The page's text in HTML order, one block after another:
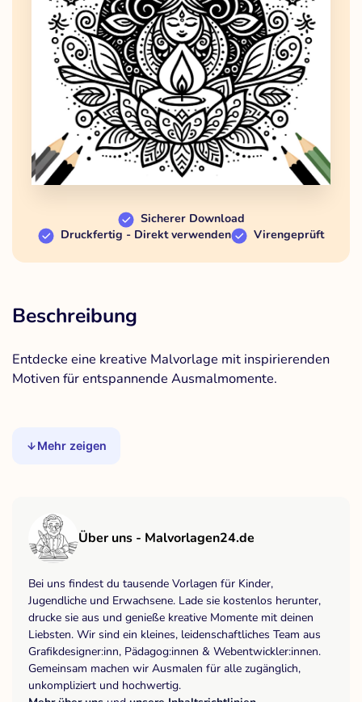
Sicherer Download
Druckfertig - Direkt verwenden
Virengeprüft
Beschreibung
Entdecke eine kreative Malvorlage mit inspirierenden
Motiven für entspannende Ausmalmomente.
Mehr zeigen
Über uns - Malvorlagen24.de
Bei uns findest du tausende Vorlagen für Kinder,
Jugendliche und Erwachsene. Lade sie kostenlos herunter,
drucke sie aus und genieße kreative Momente mit deinen
Liebsten. Wir sind ein kleines, leidenschaftliches Team aus
Grafikdesigner:inn, Pädagog:innen & Webentwickler:innen.
Gemeinsam machen wir Ausmalen für alle zugänglich,
unkompliziert und hochwertig.